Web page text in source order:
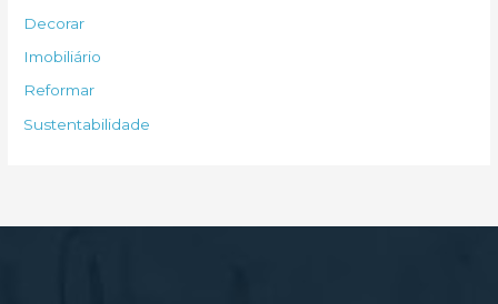
p
o
r
Decorar
Imobiliário
Reformar
Sustentabilidade